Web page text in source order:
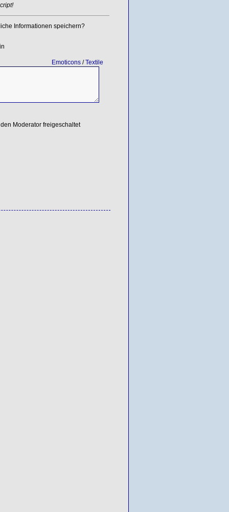
Informationen speichern?
Emoticons/Textile
Moderator freigeschaltet